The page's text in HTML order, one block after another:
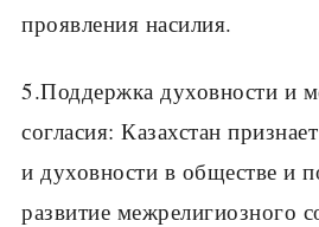
проявления насилия.
5.Поддержка духовности и
согласия: Казахстан
и духовности в обществе и
развитие межрелигиозного